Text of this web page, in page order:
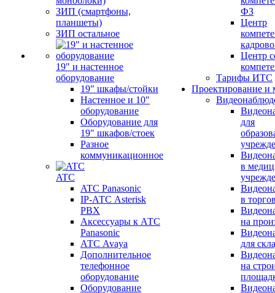
ЗИП (смартфоны,
планшеты)
ЗИП остальное
19" и настенное
оборудование
19" шкафы/стойки
Настенное и 10"
оборудование
Оборудование для
19" шкафов/стоек
Разное
коммуникационное
ATC
ATC Panasonic
IP-АТС Asterisk
PBX
Аксессуары к АТС
Panasonic
АТС Avaya
Дополнительное
телефонное
оборудование
Оборудование
ФЗ
Центр
Центр
Тарифы ИТС
Проектирование и
для
в
в
на
для
на